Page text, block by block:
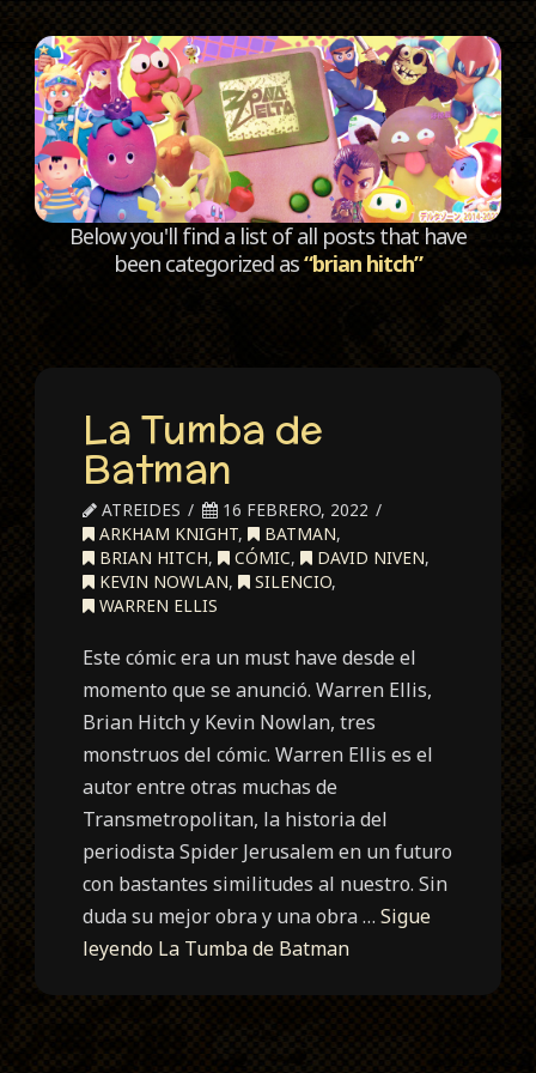
Below you'll find a list of all posts that have
been categorized as“brian hitch”
La Tumba de
Batman
ATREIDES
16 FEBRERO, 2022
ARKHAM KNIGHT, BATMAN,
BRIAN HITCH, CÓMIC, DAVID NIVEN,
KEVIN NOWLAN, SILENCIO,
WARREN ELLIS
Este cómic era un must have desde el
momento que se anunció. Warren Ellis,
Brian Hitch y Kevin Nowlan, tres
monstruos del cómic. Warren Ellis es el
autor entre otras muchas de
Transmetropolitan, la historia del
periodista Spider Jerusalem en un futuro
con bastantes similitudes al nuestro. Sin
duda su mejor obra y una obra …Sigue
leyendo La Tumba de Batman